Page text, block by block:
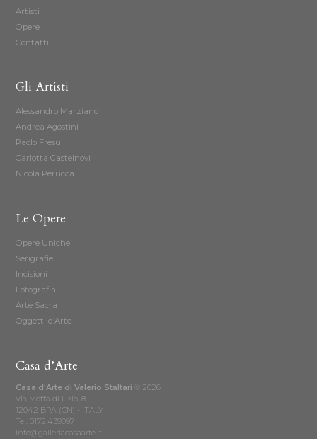
Artisti
Opere
Contatti
Gli Artisti
Alessandro Marziano
Andrea Agostini
Paolo Fresu
Carlotta Castelnovi
Nicola Perucca
Le Opere
Opere Uniche
Serigrafie
Incisioni
Fotografia
Arte Sacra
Oggetti d’Arte
Casa d’Arte
Casa d'Arte di Valerio Staltari © 2026
Via Moffa di Lisio, 8
12042 BRA (CN) - ITALY
Tel.0172.439097
info@galleriacasaarte.it